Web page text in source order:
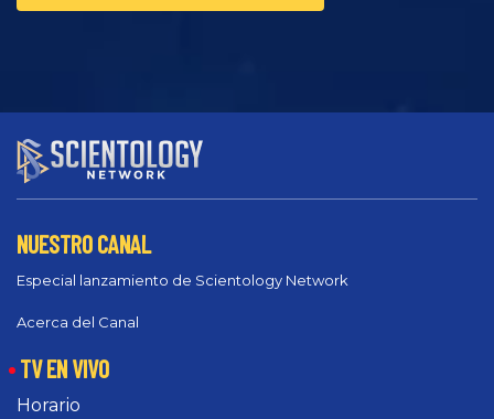
NUESTRO CANAL
Especial lanzamiento de Scientology Network
Acerca del Canal
TV EN VIVO
Horario